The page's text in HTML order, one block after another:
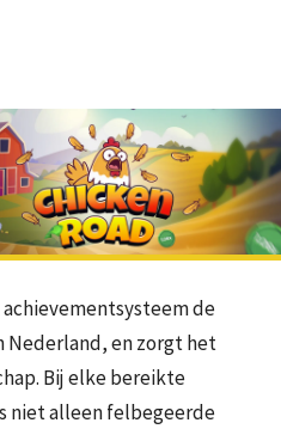
de
Nederland, en zorgt het
Bij elke bereikte
niet alleen felbegeerde